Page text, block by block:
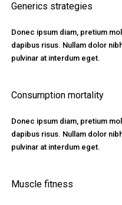
Generics strategies
Donec ipsum diam, pretium
dapibus risus. Nullam dolor
pulvinar at interdum eget.
Consumption mortality
Donec ipsum diam, pretium
dapibus risus. Nullam dolor
pulvinar at interdum eget.
Muscle fitness